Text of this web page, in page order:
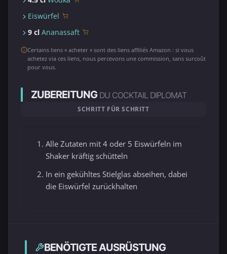
Eiswürfel
9 cl Ananassaft
Certains liens « acheter » sont des liens affiliés Amazon : si vous
achetez via ces liens, nous percevons une commission, sans surcoût
pour vous.
ZUBEREITUNG DU COCKTAIL DIPLOMAT
SCHRITT FÜR SCHRITT
Alle Zutaten mit 4 oder 5 Eiswürfeln im
Shaker kräftig schütteln
In ein gekühltes Stielglas abseihen, dabei
die Eiswürfel zurückhalten
BENÖTIGTE AUSRÜSTUNG